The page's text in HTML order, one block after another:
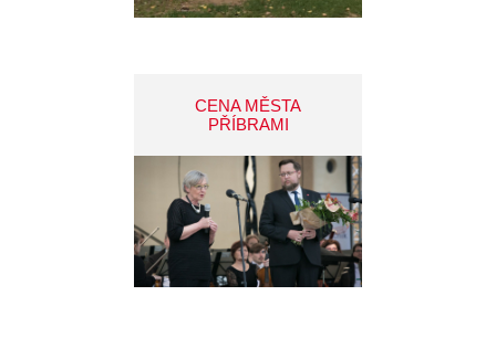
CENA MĚSTA
PŘÍBRAMI